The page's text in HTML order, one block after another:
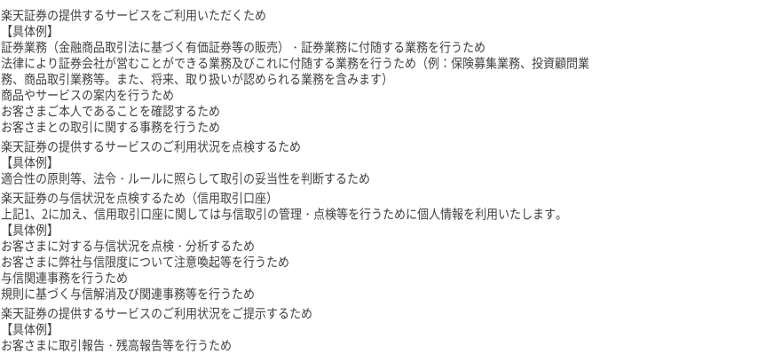
楽天証券の提供するサービスをご利用いただくため
【具体例】
証券業務（金融商品取引法に基づく有価証券等の販売）・証券業務に付随する業務を行うため
法律により証券会社が営むことができる業務及びこれに付随する業務を行うため（例：保険募集業務、投資顧問業
務、商品取引業務等。また、将来、取り扱いが認められる業務を含みます）
商品やサービスの案内を行うため
お客さまご本人であることを確認するため
お客さまとの取引に関する事務を行うため
楽天証券の提供するサービスのご利用状況を点検するため
【具体例】
適合性の原則等、法令・ルールに照らして取引の妥当性を判断するため
楽天証券の与信状況を点検するため（信用取引口座）
上記1、2に加え、信用取引口座に関しては与信取引の管理・点検等を行うために個人情報を利用いたします。
【具体例】
お客さまに対する与信状況を点検・分析するため
お客さまに弊社与信限度について注意喚起等を行うため
与信関連事務を行うため
規則に基づく与信解消及び関連事務等を行うため
楽天証券の提供するサービスのご利用状況をご提示するため
【具体例】
お客さまに取引報告・残高報告等を行うため